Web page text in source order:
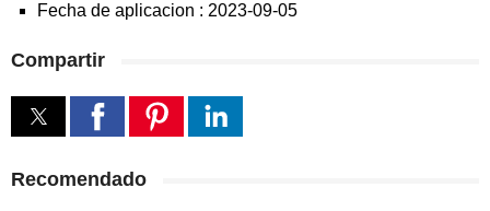
Fecha de aplicacion : 2023-09-05
Compartir
Recomendado